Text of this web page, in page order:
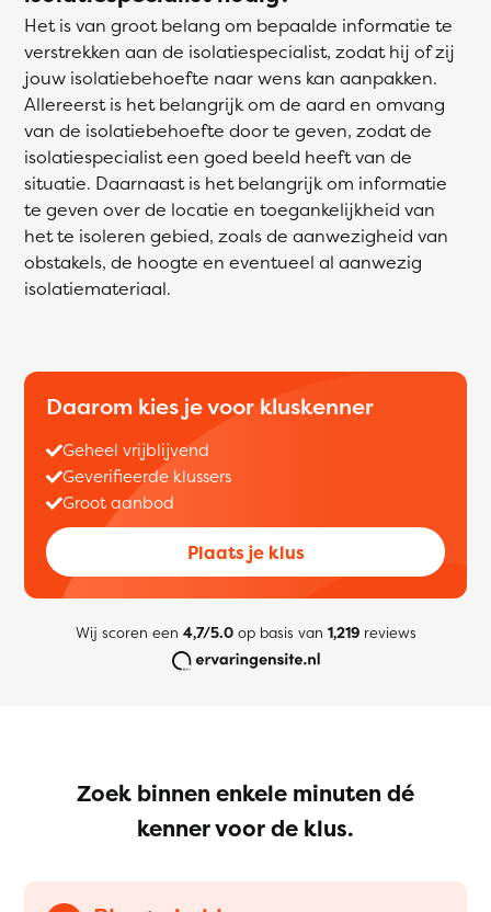
Het is van groot belang om bepaalde informatie te
verstrekken aan de isolatiespecialist, zodat hij of zij
jouw isolatiebehoefte naar wens kan aanpakken.
Allereerst is het belangrijk om de aard en omvang
van de isolatiebehoefte door te geven, zodat de
isolatiespecialist een goed beeld heeft van de
situatie. Daarnaast is het belangrijk om informatie
te geven over de locatie en toegankelijkheid van
het te isoleren gebied, zoals de aanwezigheid van
obstakels, de hoogte en eventueel al aanwezig
isolatiemateriaal.
Daarom kies je voor kluskenner
Geheel vrijblijvend
Geverifieerde klussers
Groot aanbod
Plaats je klus
Wij scoren een 4,7/5.0op basis van 1,219reviews
Zoek binnen enkele minuten dé
kenner voor de klus.